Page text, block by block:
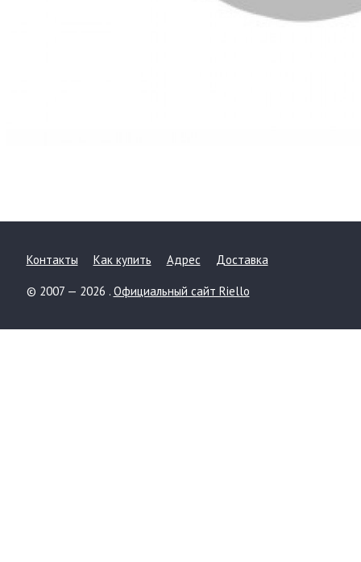
Контакты Как купить Адрес Доставка
© 2007 — 2026 . Официальный сайт Riello